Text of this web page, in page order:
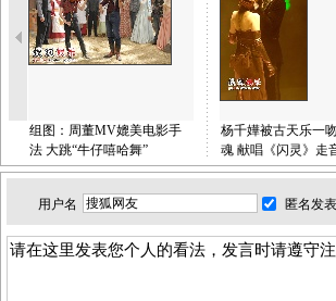
组图：周董MV媲美电影手
法 大跳“牛仔嘻哈舞”
杨千嬅被古天乐一
魂 献唱《闪灵》走
用户名 匿名发表